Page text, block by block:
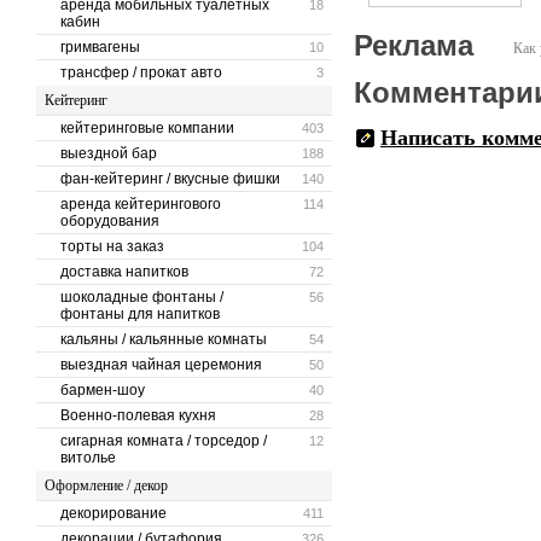
18
аренда мобильных туалетных
кабин
10
гримвагены
3
трансфер / прокат авто
Кейтеринг
403
кейтеринговые компании
188
выездной бар
140
фан-кейтеринг / вкусные фишки
114
аренда кейтерингового
оборудования
104
торты на заказ
72
доставка напитков
56
шоколадные фонтаны /
фонтаны для напитков
54
кальяны / кальянные комнаты
50
выездная чайная церемония
40
бармен-шоу
28
Военно-полевая кухня
12
сигарная комната / торседор /
витолье
Оформление / декор
411
декорирование
Как
Реклама
Написать